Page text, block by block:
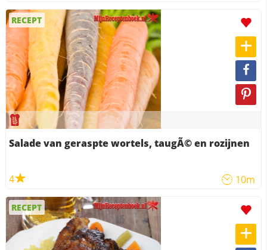
RECEPT
Salade van geraspte wortels, taugÃ© en rozijnen
4 10m
RECEPT